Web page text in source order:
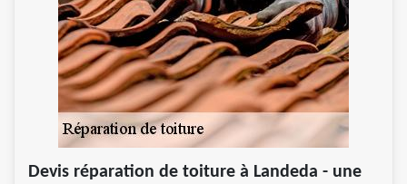
Devis réparation de toiture à Landeda - une